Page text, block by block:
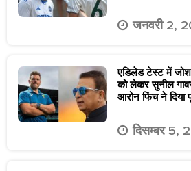
जनवरी 2,
एडिलेड टेस्ट में
को लेकर सुनील
आरोन फिंच ने दिया
दिसम्बर 5,